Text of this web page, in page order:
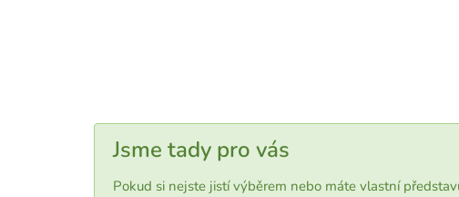
Jsme tady pro vás
Pokud si nejste jistí výběrem nebo máte vlastní